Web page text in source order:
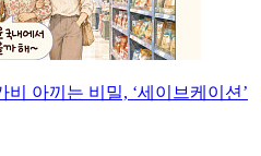
비 아끼는 비밀, ‘세이브케이션’